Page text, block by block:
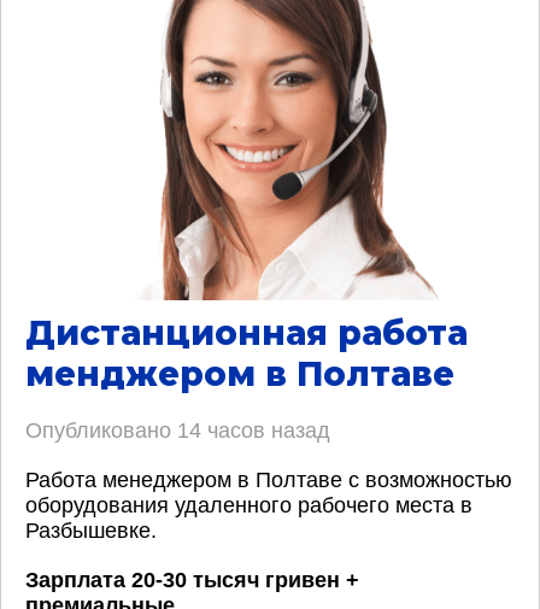
Дистанционная работа
менджером в Полтаве
Опубликовано 14 часов назад
Работа менеджером в Полтаве с возможностью
оборудования удаленного рабочего места в
Разбышевке.
Зарплата 20-30 тысяч гривен +